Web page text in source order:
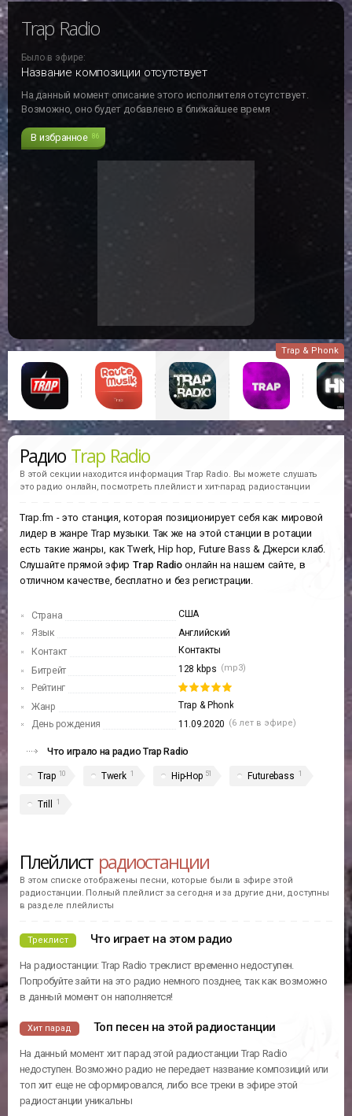
Trap Radio
Было в эфире:
Название композиции отсутствует
На данный момент описание этого исполнителя отсутствует.
Возможно, оно будет добавлено в ближайшее время
В избранное 86
Trap & Phonk
Радио Trap Radio
В этой секции находится информация Trap Radio. Вы можете слушать
это радио онлайн, посмотреть плейлист и хит-парад радиостанции
Trap.fm - это станция, которая позиционирует себя как мировой
лидер в жанре Trap музыки. Так же на этой станции в ротации
есть такие жанры, как Twerk, Hip hop, Future Bass & Джерси клаб.
Слушайте прямой эфир Trap Radioонлайн на нашем сайте, в
отличном качестве, бесплатно и без регистрации.
Страна
США
Язык
Английский
Контакт
Контакты
Битрейт
128 kbps (mp3)
Рейтинг
Жанр
Trap & Phonk
День рождения
11.09.2020 (6 лет в эфире)
Что играло на радио Trap Radio
Trap 10 Twerk 1 Hip-Hop 51 Futurebass 1
Trill 1
Плейлист радиостанции
В этом списке отображены песни, которые были в эфире этой
радиостанции. Полный плейлист за сегодня и за другие дни, доступны
в разделе плейлисты
Треклист Что играет на этом радио
На радиостанции: Trap Radio треклист временно недоступен.
Попробуйте зайти на это радио немного позднее, так как возможно
в данный момент он наполняется!
Хит парад Топ песен на этой радиостанции
На данный момент хит парад этой радиостанции Trap Radio
недоступен. Возможно радио не передает название композиций или
топ хит еще не сформировался, либо все треки в эфире этой
радиостанции уникальны